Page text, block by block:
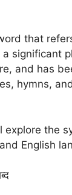
that
significant
and has
hymns,
explore the
English